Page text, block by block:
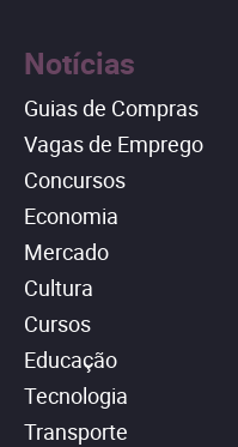
Notícias
Guias de Compras
Vagas de Emprego
Concursos
Economia
Mercado
Cultura
Cursos
Educação
Tecnologia
Transporte